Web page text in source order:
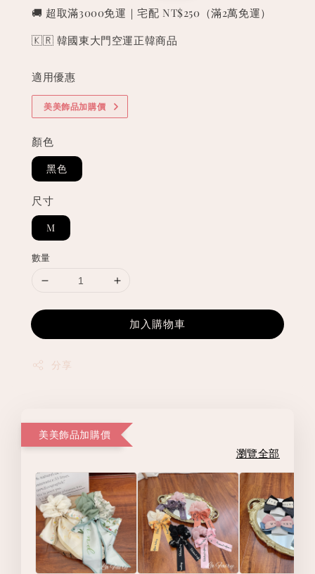
🚚 超取滿3000免運｜宅配 NT$250（滿2萬免運）
🇰🇷 韓國東大門空運正韓商品
適用優惠
美美飾品加購價
顏色
黑色
尺寸
M
數量
加入購物車
分享
美美飾品加購價
瀏覽全部